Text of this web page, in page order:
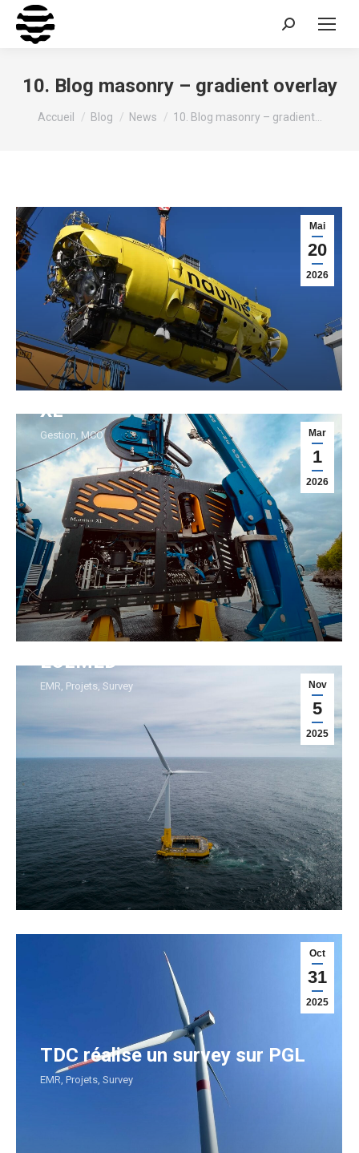
Recherche
10. Blog masonry – gradient overlay
Vous êtes ici :
Accueil Blog News 10. Blog masonry – gradient…
Mai
20
2026
Mar
1
2026
Contrat de MCO pour le Mariner
XL
Gestion, MCO
Nov
5
2025
TDC réalise un survey sur
EOLMED
EMR, Projets, Survey
Oct
31
2025
TDC réalise un survey sur PGL
EMR Projets Survey